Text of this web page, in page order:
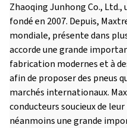
Zhaoqing Junhong Co.,
fondé en 2007. Depuis,
mondiale, présente dans
accorde une grande
fabrication modernes et à
afin de proposer des pneus
marchés internationaux.
conducteurs soucieux de
néanmoins une grande